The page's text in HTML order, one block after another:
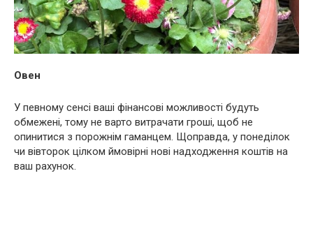
Овен
У певному сенсі ваші фінансові можливості будуть
обмежені, тому не варто витрачати гроші, щоб не
опинитися з порожнім гаманцем. Щоправда, у понеділок
чи вівторок цілком ймовірні нові надходження коштів на
ваш рахунок.